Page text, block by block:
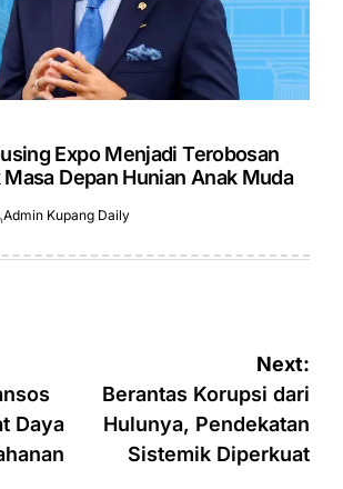
Expo Menjadi Terobosan
Depan Hunian Anak Muda
Admin Kupang Daily
Daya
Next:
Berantas Korupsi dari
Hulunya, Pendekatan
Sistemik Diperkuat